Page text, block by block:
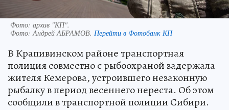
Фото: архив "КП".
Фото:Андрей АБРАМОВ. Перейти в Фотобанк КП
В Крапивинском районе транспортная
полиция совместно с рыбоохраной задержала
жителя Кемерова, устроившего незаконную
рыбалку в период весеннего нереста. Об этом
сообщили в транспортной полиции Сибири.